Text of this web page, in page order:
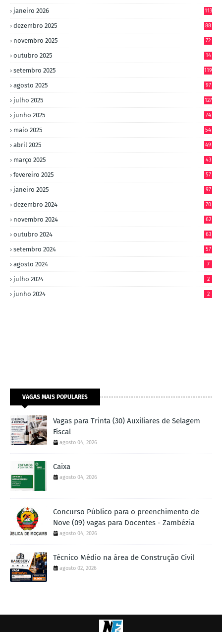
janeiro 2026 113
dezembro 2025 88
novembro 2025 72
outubro 2025
14
setembro 2025 119
agosto 2025 97
julho 2025 127
junho 2025 74
maio 2025 54
abril 2025 49
março 2025 43
fevereiro 2025 57
janeiro 2025 97
dezembro 2024 70
novembro 2024 62
outubro 2024 63
setembro 2024 57
agosto 2024 7
julho 2024 2
junho 2024 2
VAGAS MAIS POPULARES
Vagas para Trinta (30) Auxiliares de Selagem
Fiscal
agosto 04, 2026
Caixa
agosto 04, 2026
Concurso Público para o preenchimento de
Nove (09) vagas para Docentes - Zambézia
agosto 04, 2026
Técnico Médio na área de Construção Civil
agosto 02, 2026